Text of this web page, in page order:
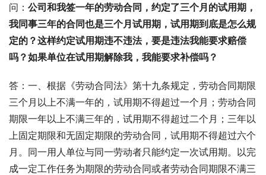
问： 公司和我签一年的劳动合同，约定了三个月的试用期，
我同事三年的合同也是三个月试用期，试用期到底是怎么规
定的？这样约定试用期违不违法，要是违法我能要求赔偿
吗？如果单位在试用期解除我，我能要求补偿吗？
答：一、根据《劳动合同法》第十九条规定，劳动合同期限
三个月以上不满一年的，试用期不得超过一个月；劳动合同
期限一年以上不满三年的，试用期不得超过二个月；三年以
上固定期限和无固定期限的劳动合同，试用期不得超过六个
月。同一用人单位与同一劳动者只能约定一次试用期。以完
成一定工作任务为期限的劳动合同或者劳动合同期限不满三